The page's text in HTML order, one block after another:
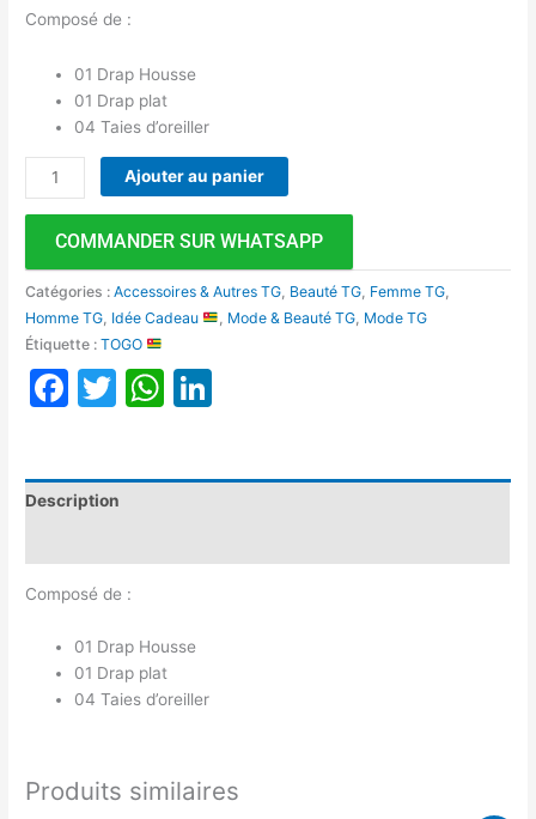
Composé de :
01 Drap Housse
01 Drap plat
04 Taies d’oreiller
Ajouter au panier
COMMANDER SUR WHATSAPP
Catégories :Accessoires & Autres TG Beauté TG Femme TG
Homme TG Idée Cadeau Mode & Beauté TG Mode TG
Étiquette :TOGO
Facebook
TwitterWhatsApp
Description
Composé de :
01 Drap Housse
01 Drap plat
04 Taies d’oreiller
Produits similaires